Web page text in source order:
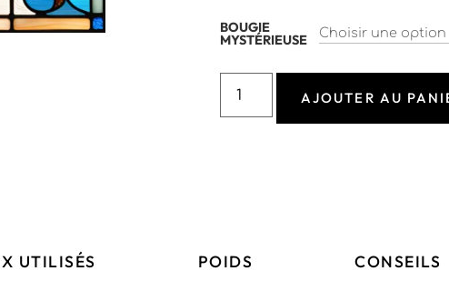
BOUGIE
MYSTÉRIEUSE
AJOUTER AU
UTILISÉS POIDS CONSEILS